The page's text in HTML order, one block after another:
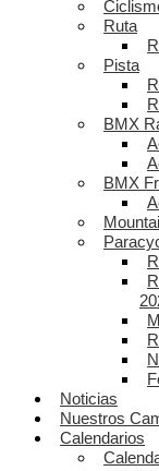
Ruta
Pista
BMX
BMX
Noticias
Nuestros
Calendarios